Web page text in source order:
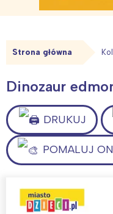
Strona główna
Dinozaur
DRUKUJ
POMALUJ